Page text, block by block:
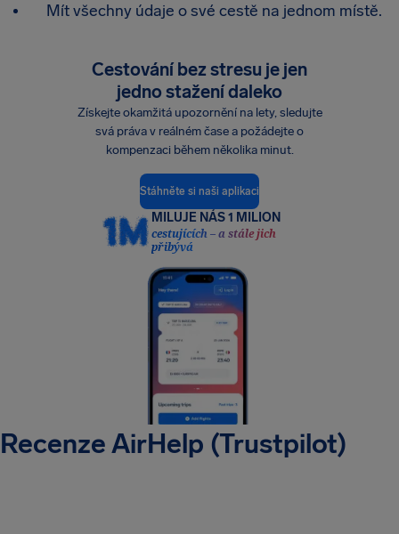
Mít všechny údaje o své cestě na jednom místě.
Cestování bez stresu je jen
jedno stažení daleko
Získejte okamžitá upozornění na lety, sledujte
svá práva v reálném čase a požádejte o
kompenzaci během několika minut.
Stáhněte si naši aplikaci
MILUJE NÁS 1 MILION
cestujících – a stále jich
přibývá
Recenze AirHelp (Trustpilot)